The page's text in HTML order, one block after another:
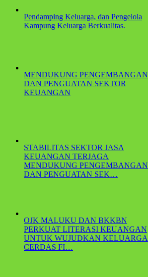
Pendamping Keluarga, dan Pengelola
Kampung Keluarga Berkualitas.
MENDUKUNG PENGEMBANGAN
DAN PENGUATAN SEKTOR
KEUANGAN
STABILITAS SEKTOR JASA
KEUANGAN TERJAGA
MENDUKUNG PENGEMBANGAN
DAN PENGUATAN SEK…
OJK MALUKU DAN BKKBN
PERKUAT LITERASI KEUANGAN
UNTUK WUJUDKAN KELUARGA
CERDAS FI…